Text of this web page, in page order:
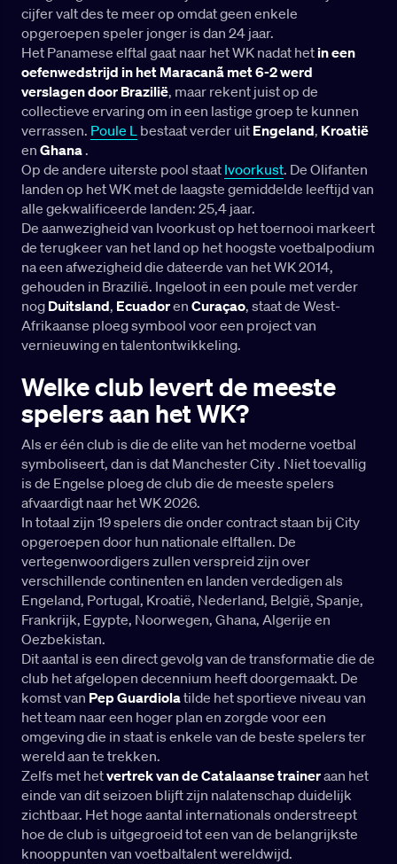
cijfer valt des te meer op omdat geen enkele
opgeroepen speler jonger is dan 24 jaar.
Het Panamese elftal gaat naar het WK nadat hetin een
oefenwedstrijd in het Maracanã met 6-2 werd
verslagen door Brazilië, maar rekent juist op de
collectieve ervaring om in een lastige groep te kunnen
verrassen. Poule L bestaat verder uit Engeland, Kroatië
en Ghana.
Op de andere uiterste pool staat Ivoorkust. De Olifanten
landen op het WK met de laagste gemiddelde leeftijd van
alle gekwalificeerde landen: 25,4 jaar.
De aanwezigheid van Ivoorkust op het toernooi markeert
de terugkeer van het land op het hoogste voetbalpodium
na een afwezigheid die dateerde van het WK 2014,
gehouden in Brazilië. Ingeloot in een poule met verder
nog Duitsland, Ecuadoren Curaçao, staat de West-
Afrikaanse ploeg symbool voor een project van
vernieuwing en talentontwikkeling.
Welke club levert de meeste
spelers aan het WK?
Als er één club is die de elite van het moderne voetbal
symboliseert, dan is dat Manchester City . Niet toevallig
is de Engelse ploeg de club die de meeste spelers
afvaardigt naar het WK 2026.
In totaal zijn 19 spelers die onder contract staan bij City
opgeroepen door hun nationale elftallen. De
vertegenwoordigers zullen verspreid zijn over
verschillende continenten en landen verdedigen als
Engeland, Portugal, Kroatië, Nederland, België, Spanje,
Frankrijk, Egypte, Noorwegen, Ghana, Algerije en
Oezbekistan.
Dit aantal is een direct gevolg van de transformatie die de
club het afgelopen decennium heeft doorgemaakt. De
komst van Pep Guardiolatilde het sportieve niveau van
het team naar een hoger plan en zorgde voor een
omgeving die in staat is enkele van de beste spelers ter
wereld aan te trekken.
Zelfs met hetvertrek van de Catalaanse traineraan het
einde van dit seizoen blijft zijn nalatenschap duidelijk
zichtbaar. Het hoge aantal internationals onderstreept
hoe de club is uitgegroeid tot een van de belangrijkste
knooppunten van voetbaltalent wereldwijd.